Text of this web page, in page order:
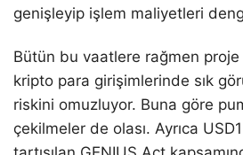
genişleyip işlem maliyetleri
Bütün bu vaatlere rağmen proje
kripto para girişimlerinde sık
riskini omuzluyor. Buna göre
çekilmeler de olası. Ayrıca